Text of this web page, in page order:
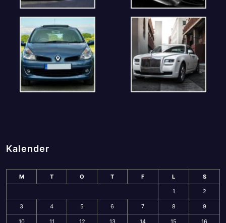
Kalender
M T O T F L S
1 2
3 4 5 6 7 8 9
10 11 12 13 14 15 16